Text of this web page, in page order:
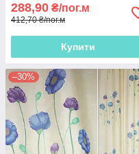
288,90 ₴/пог.м
412,70 ₴/пог.м
Купити
–30%